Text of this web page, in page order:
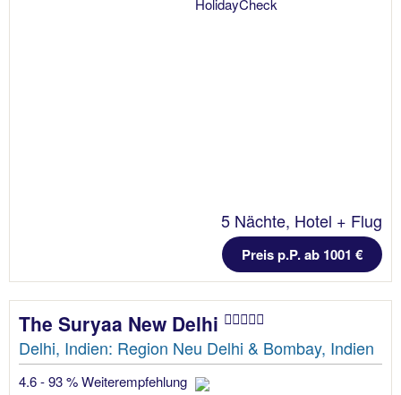
5 Nächte, Hotel + Flug
Preis p.P. ab 1001 €
The Suryaa New Delhi
Delhi, Indien: Region Neu Delhi & Bombay, Indien
4.6 - 93 % Weiterempfehlung